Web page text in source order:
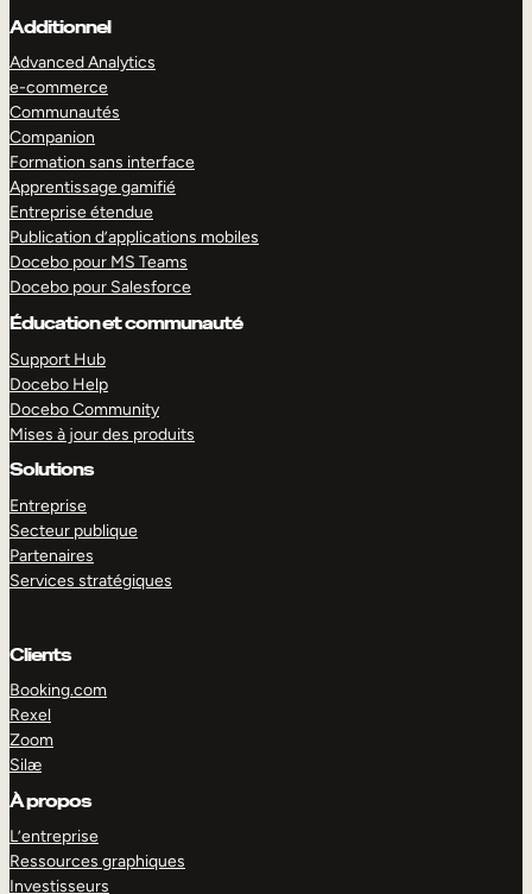
Additionnel
Advanced Analytics
e-commerce
Communautés
Companion
Formation sans interface
Apprentissage gamifié
Entreprise étendue
Publication d’applications mobiles
Docebo pour MS Teams
Docebo pour Salesforce
Éducation et communauté
Support Hub
Docebo Help
Docebo Community
Mises à jour des produits
Solutions
Entreprise
Secteur publique
Partenaires
Services stratégiques
Clients
Booking.com
Rexel
Zoom
Silæ
À propos
L’entreprise
Ressources graphiques
Investisseurs